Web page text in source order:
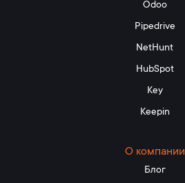
Odoo
Pipedrive
NetHunt
HubSpot
Key
Keepin
О компании
Блог